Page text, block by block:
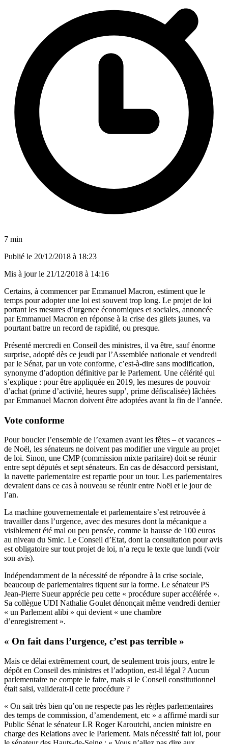
7 min
Publié le 20/12/2018 à 18:23
Mis à jour le 21/12/2018 à 14:16
Certains, à commencer par Emmanuel Macron, estiment que le
temps pour adopter une loi est souvent trop long. Le projet de loi
portant les mesures d’urgence économiques et sociales, annoncée
par Emmanuel Macron en réponse à la crise des gilets jaunes, va
pourtant battre un record de rapidité, ou presque.
Présenté mercredi en Conseil des ministres, il va être, sauf énorme
surprise, adopté dès ce jeudi par l’Assemblée nationale et vendredi
par le Sénat, par un vote conforme, c’est-à-dire sans modification,
synonyme d’adoption définitive par le Parlement. Une célérité qui
s’explique : pour être appliquée en 2019, les mesures de pouvoir
d’achat (prime d’activité, heures supp’, prime défiscalisée) lâchées
par Emmanuel Macron doivent être adoptées avant la fin de l’année.
Vote conforme
Pour boucler l’ensemble de l’examen avant les fêtes – et vacances –
de Noël, les sénateurs ne doivent pas modifier une virgule au projet
de loi. Sinon, une CMP (commission mixte paritaire) doit se réunir
entre sept députés et sept sénateurs. En cas de désaccord persistant,
la navette parlementaire est repartie pour un tour. Les parlementaires
devraient dans ce cas à nouveau se réunir entre Noël et le jour de
l’an.
La machine gouvernementale et parlementaire s’est retrouvée à
travailler dans l’urgence, avec des mesures dont la mécanique a
visiblement été mal ou peu pensée, comme la hausse de 100 euros
au niveau du Smic. Le Conseil d’Etat, dont la consultation pour avis
est obligatoire sur tout projet de loi, n’a reçu le texte que lundi (voir
son avis).
Indépendamment de la nécessité de répondre à la crise sociale,
beaucoup de parlementaires tiquent sur la forme. Le sénateur PS
Jean-Pierre Sueur apprécie peu cette « procédure super accélérée ».
Sa collègue UDI Nathalie Goulet dénonçait même vendredi dernier
« un Parlement alibi » qui devient « une chambre
d’enregistrement ».
« On fait dans l’urgence, c’est pas terrible »
Mais ce délai extrêmement court, de seulement trois jours, entre le
dépôt en Conseil des ministres et l’adoption, est-il légal ? Aucun
parlementaire ne compte le faire, mais si le Conseil constitutionnel
était saisi, validerait-il cette procédure ?
« On sait très bien qu’on ne respecte pas les règles parlementaires
des temps de commission, d’amendement, etc » a affirmé mardi sur
Public Sénat le sénateur LR Roger Karoutchi, ancien ministre en
charge des Relations avec le Parlement. Mais nécessité fait loi, pour